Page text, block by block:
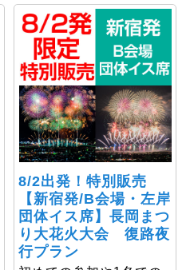
8/2出発！特別販売
【新宿発/B会場・左岸
団体イス席】長岡まつ
り大花火大会 復路夜
行プラン